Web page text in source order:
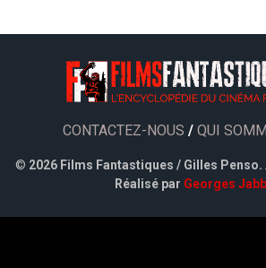
CONTACTEZ-NOUS / QUI
© 2026 Films Fantastiques / Gilles Penso.
Réalisé par Georges